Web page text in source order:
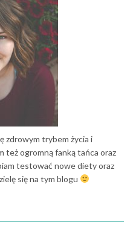
zdrowym trybem życia i
też ogromną fanką tańca oraz
testować nowe diety oraz
się na tym blogu